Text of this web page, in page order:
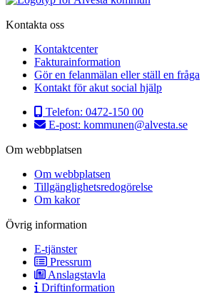
Kontakta oss
Kontaktcenter
Fakturainformation
Gör en felanmälan eller ställ en fråga
Kontakt för akut social hjälp
Telefon: 0472-150 00
E-post: kommunen@alvesta.se
Om webbplatsen
Om webbplatsen
Tillgänglighetsredogörelse
Om kakor
Övrig information
E-tjänster
Pressrum
Anslagstavla
Driftinformation